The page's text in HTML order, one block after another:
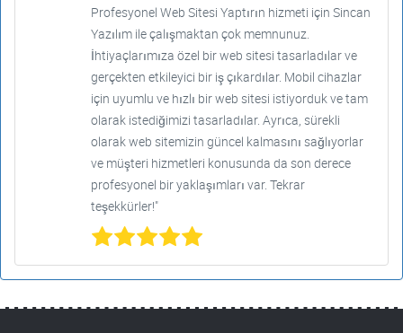
Profesyonel Web Sitesi Yaptırın hizmeti için Sincan
Yazılım ile çalışmaktan çok memnunuz.
İhtiyaçlarımıza özel bir web sitesi tasarladılar ve
gerçekten etkileyici bir iş çıkardılar. Mobil cihazlar
için uyumlu ve hızlı bir web sitesi istiyorduk ve tam
olarak istediğimizi tasarladılar. Ayrıca, sürekli
olarak web sitemizin güncel kalmasını sağlıyorlar
ve müşteri hizmetleri konusunda da son derece
profesyonel bir yaklaşımları var. Tekrar
teşekkürler!"